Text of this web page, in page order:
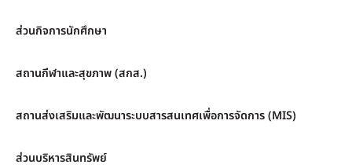
ส่วนกิจการนักศึกษา
สถานกีฬาและสุขภาพ (สกส.)
สถานส่งเสริมและพัฒนาระบบสารสนเทศเพื่อการจัดการ (MIS)
ส่วนบริหารสินทรัพย์